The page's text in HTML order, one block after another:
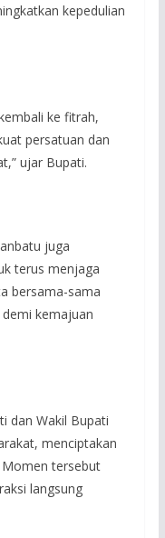
kepedulian
ke fitrah,
persatuan dan
ujar Bupati.
juga
terus menjaga
bersama-sama
kemajuan
dan Wakil Bupati
menciptakan
Momen tersebut
langsung